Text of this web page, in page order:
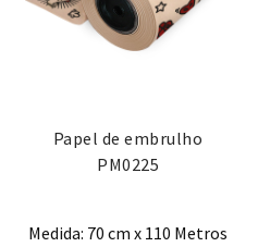
Papel de embrulho
PM0225
Medida: 70 cm x 110 Metros